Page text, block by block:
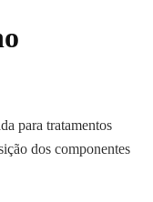
para tratamentos
dos componentes